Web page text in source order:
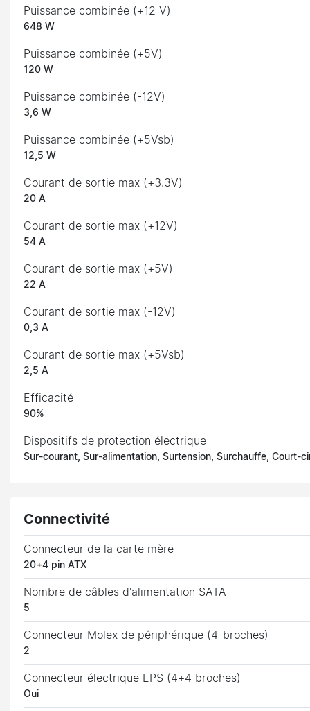
Puissance combinée (+12 V)
648 W
Puissance combinée (+5V)
120 W
Puissance combinée (-12V)
3,6 W
Puissance combinée (+5Vsb)
12,5 W
Courant de sortie max (+3.3V)
20 A
Courant de sortie max (+12V)
54 A
Courant de sortie max (+5V)
22 A
Courant de sortie max (-12V)
0,3 A
Courant de sortie max (+5Vsb)
2,5 A
Efficacité
90%
Dispositifs de protection électrique
Sur-courant, Sur-alimentation, Surtension, Surchauffe, Court-
Connectivité
Connecteur de la carte mère
20+4 pin ATX
Nombre de câbles d'alimentation SATA
5
Connecteur Molex de périphérique (4-broches)
2
Connecteur électrique EPS (4+4 broches)
Oui